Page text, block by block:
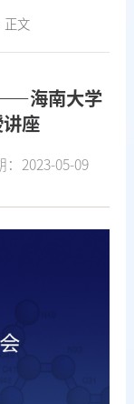
正文
——海南大学
讲座
：2023-05-09